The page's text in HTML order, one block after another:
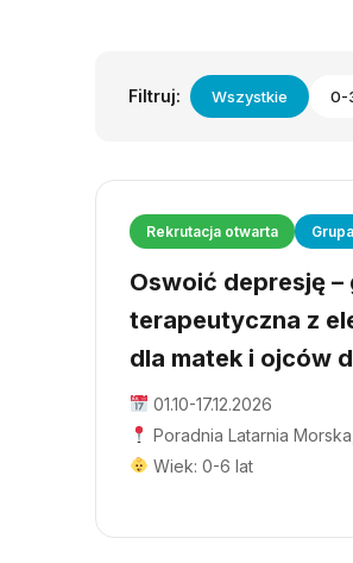
Filtruj: Wszystkie 0-
Rekrutacja otwarta
Oswoić depresję
terapeutyczna z
dla matek i ojców
01.10-17.12.2026
Poradnia Latarnia
Wiek: 0-6 lat